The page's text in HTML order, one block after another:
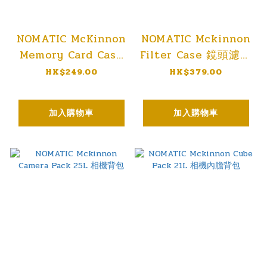
NOMATIC McKinnon
Memory Card Case
記憶卡收納袋
HK$249.00
加入購物車
NOMATIC Mckinnon
Filter Case 鏡頭濾鏡
收納包
HK$379.00
加入購物車